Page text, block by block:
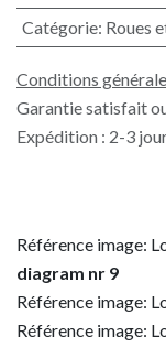
Catégorie: Roues
Conditions
Garantie satisfait
Expédition : 2-3
Référence image:
diagram nr 9
Référence image:
Référence image: